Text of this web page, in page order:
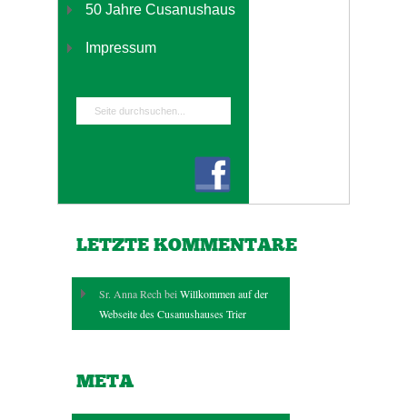
50 Jahre Cusanushaus
Impressum
LETZTE KOMMENTARE
Sr. Anna Rech beiWillkommen auf der
Webseite des Cusanushauses Trier
META